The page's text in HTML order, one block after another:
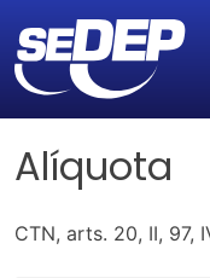
Alíquota
CTN, arts. 20, II, 97,